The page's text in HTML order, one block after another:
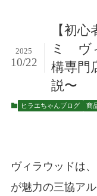
【初
ミ ヴ
構専門
説〜
2025
10/22
ヒラエちゃんブログ 商
ヴィラウッドは、
が魅力の三協ア